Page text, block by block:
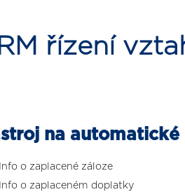
řízení
na
Info o zaplacené záloze
Info o zaplaceném doplatky